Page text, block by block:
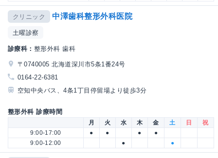
クリニック 中澤歯科整形外科医院
土曜診察
診療科： 整形外科 歯科
〒0740005 北海道深川市5条1番24号
0164-22-6381
空知中央バス、4条1丁目停留場より徒歩3分
整形外科 診療時間
月 火 水 木 金 土 日
祝
9:00-17:00
● ● ●
●
9:00-12:00
● ●